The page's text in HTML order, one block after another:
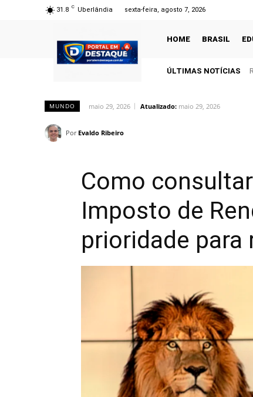
31.8 C Uberlândia sexta-feira, agosto 7, 2026
HOME BRASIL
ÚLTIMAS NOTÍCIAS
MUNDO maio 29, 2026 Atualizado: maio 29, 2026
Por Evaldo Ribeiro
Como
Imposto de
prioridade para